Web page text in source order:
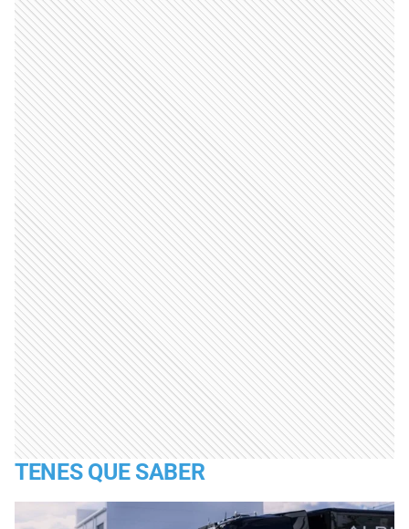
TENES QUE SABER